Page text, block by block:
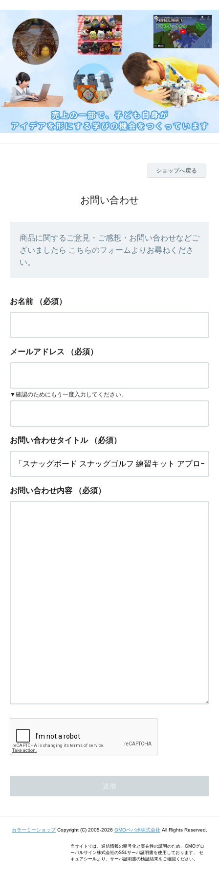
ショップへ戻る
お問い合わせ
商品に関するご意見・ご感想・お問い合わせなどご
ざいましたら こちらのフォームよりお尋ねくださ
い。
お名前 （必須）
メールアドレス （必須）
▼確認のためにもう一度入力してください。
お問い合わせタイトル （必須）
お問い合わせ内容 （必須）
カラーミーショップCopyright (C) 2005-2026 GMOペパボ株式会社 All Rights Reserved.
当サイトでは、通信情報の暗号化と実在性の証明のため、GMOグロ
ーバルサイン株式会社のSSLサーバ証明書を使用しております。 セ
キュアシールより、サーバ証明書の検証結果をご確認ください。